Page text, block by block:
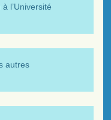
l’Université
autres